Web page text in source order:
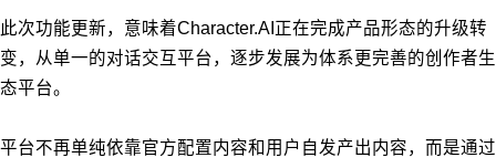
此次功能更新，意味着Character.AI正在完成产品形态的升级转
变，从单一的对话交互平台，逐步发展为体系更完善的创作者生
态平台。
平台不再单纯依靠官方配置内容和用户自发产出内容，而是通过